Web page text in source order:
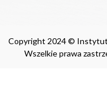
Copyright 2024 © Instytut
Wszelkie prawa